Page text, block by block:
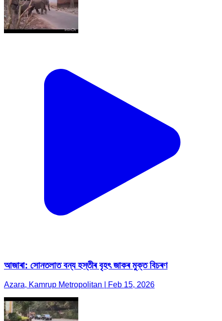
আজাৰা: সোনতলাত বন্য হস্তীৰ বৃহৎ জাকৰ মুক্ত বিচৰণ
Azara, Kamrup Metropolitan | Feb 15, 2026